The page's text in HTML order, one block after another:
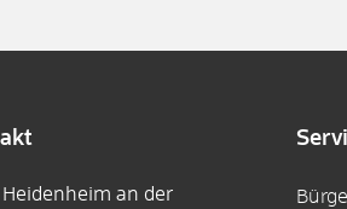
Heidenheim an der